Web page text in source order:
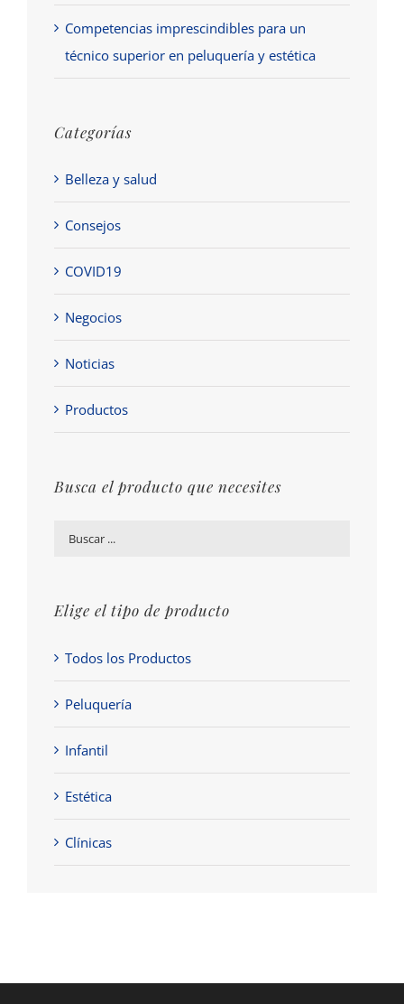
Competencias imprescindibles para un
técnico superior en peluquería y estética
Categorías
Belleza y salud
Consejos
COVID19
Negocios
Noticias
Productos
Busca el producto que necesites
Elige el tipo de producto
Todos los Productos
Peluquería
Infantil
Estética
Clínicas